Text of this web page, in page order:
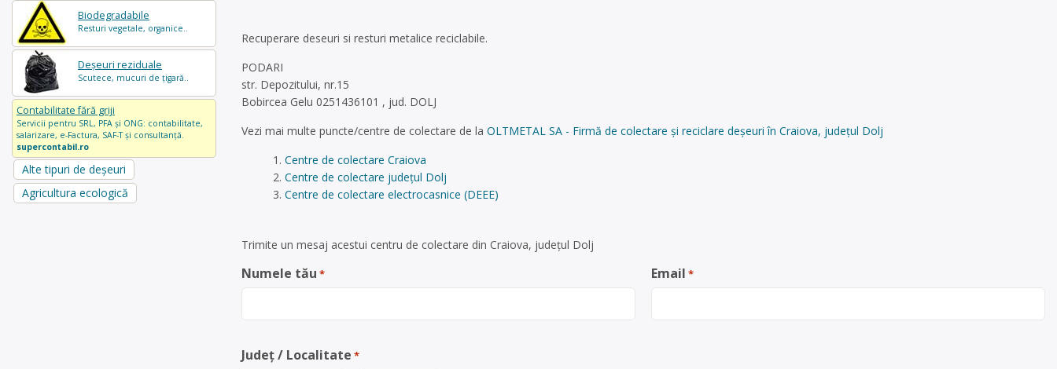
Biodegradabile
Resturi vegetale, organice..
Deșeuri reziduale
Scutece, mucuri de țigară..
Contabilitate fără griji
Servicii pentru SRL, PFA și ONG: contabilitate,
salarizare, e-Factura, SAF-T și consultanță.
supercontabil.ro
Alte tipuri de deșeuri
Agricultura ecologică
Recuperare deseuri si resturi metalice reciclabile.
PODARI
str. Depozitului, nr.15
Bobircea Gelu 0251436101 , jud. DOLJ
Vezi mai multe puncte/centre de colectare de la OLTMETAL SA - Firmă de colectare și reciclare deșeuri în Craiova, județul Dolj
Centre de colectare Craiova
Centre de colectare județul Dolj
Centre de colectare electrocasnice (DEEE)
Trimite un mesaj acestui centru de colectare din Craiova, județul Dolj
Numele tău * Email *
Județ / Localitate *